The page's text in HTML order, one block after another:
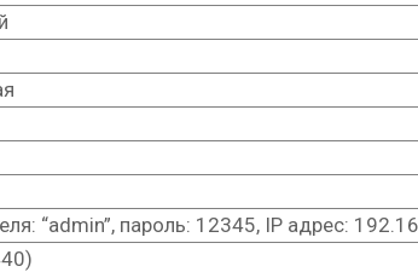
“admin”, пароль: 12345, IP адрес: